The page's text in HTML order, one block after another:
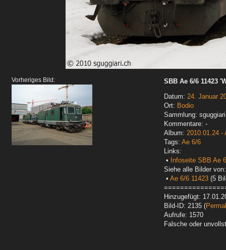
Vorheriges Bild:
SBB Ae 6/6 11423
Datum: 24. Januar
Ort: Bodio
Sammlung:
Kommentare: -
Album: 2010.01.24 -
Tags: Ae 6/6
Links:
•
Infoseite SBB Ae
Siehe alle Bilder von:
• Ae 6/6 11423 (5
Hinzugefügt:
Bild-ID: 2135 (
Aufrufe: 1570
Falsche oder